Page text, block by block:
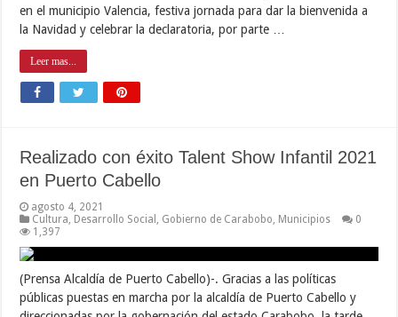
en el municipio Valencia, festiva jornada para dar la bienvenida a
la Navidad y celebrar la declaratoria, por parte …
Leer mas...
Realizado con éxito Talent Show Infantil 2021
en Puerto Cabello
agosto 4, 2021
Cultura Desarrollo Social Gobierno de Carabobo Municipios
0
1,397
(Prensa Alcaldía de Puerto Cabello)-. Gracias a las políticas
públicas puestas en marcha por la alcaldía de Puerto Cabello y